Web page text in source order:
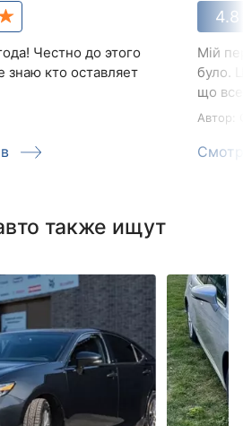
Честно до этого
кто оставляет
4.8
Мій
було.
що
Автор:
также ищут